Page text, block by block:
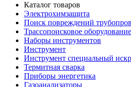
Каталог товаров
Электрохимзащита
Поиск повреждений
Трассопоисковое оборудование
Наборы инструментов
Инструмент
Инструмент специальный
Термитная сварка
Приборы энергетика
Газоанализаторы